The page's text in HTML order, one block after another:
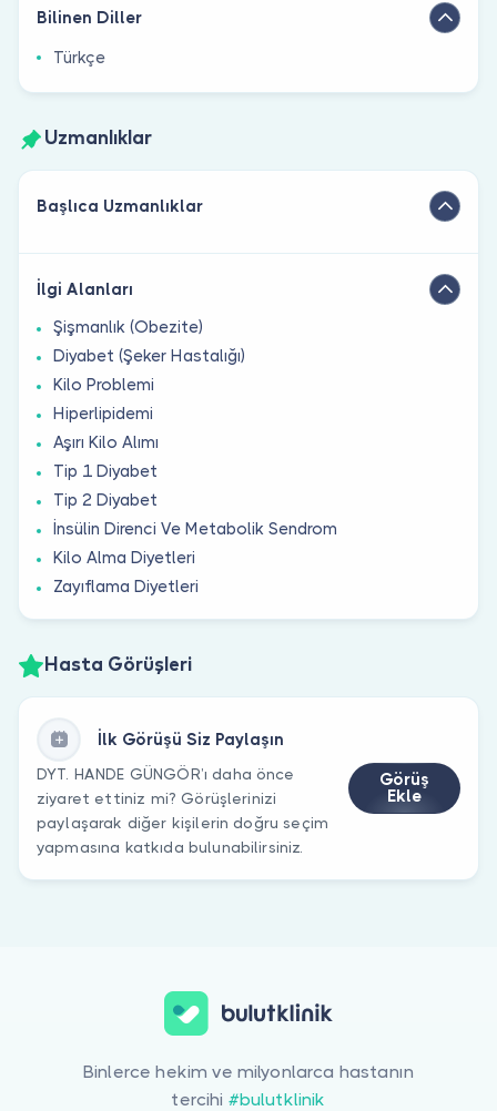
Bilinen Diller
Türkçe
Uzmanlıklar
Başlıca Uzmanlıklar
İlgi Alanları
Şişmanlık (Obezite)
Diyabet (Şeker Hastalığı)
Kilo Problemi
Hiperlipidemi
Aşırı Kilo Alımı
Tip 1 Diyabet
Tip 2 Diyabet
İnsülin Direnci Ve Metabolik Sendrom
Kilo Alma Diyetleri
Zayıflama Diyetleri
Hasta Görüşleri
İlk Görüşü Siz Paylaşın
DYT. HANDE GÜNGÖR’ı daha önce
ziyaret ettiniz mi? Görüşlerinizi
paylaşarak diğer kişilerin doğru seçim
yapmasına katkıda bulunabilirsiniz.
Görüş
Ekle
Binlerce hekim ve milyonlarca hastanın
tercihi #bulutklinik